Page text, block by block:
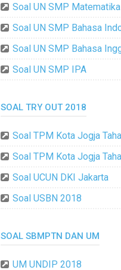
Soal UN SMP Matematika
Soal UN SMP Bahasa
Soal UN SMP Bahasa
Soal UN SMP IPA
SOAL TRY OUT 2018
Soal TPM Kota Jogja
Soal TPM Kota Jogja
Soal UCUN DKI Jakarta
Soal USBN 2018
SOAL SBMPTN DAN UM
UM UNDIP 2018